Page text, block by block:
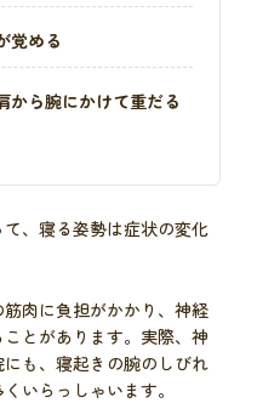
覚める
から腕にかけて重だる
、寝る姿勢は症状の変化
肉に負担がかかり、神経
とがあります。実際、神
も、寝起きの腕のしびれ
いらっしゃいます。